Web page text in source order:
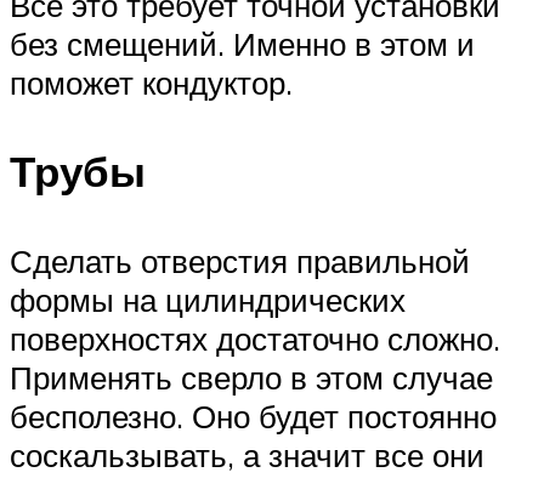
без смещений. Именно в этом и
поможет кондуктор.
Трубы
Сделать отверстия правильной
формы на цилиндрических
поверхностях достаточно сложно.
Применять сверло в этом случае
бесполезно. Оно будет постоянно
соскальзывать, а значит все они